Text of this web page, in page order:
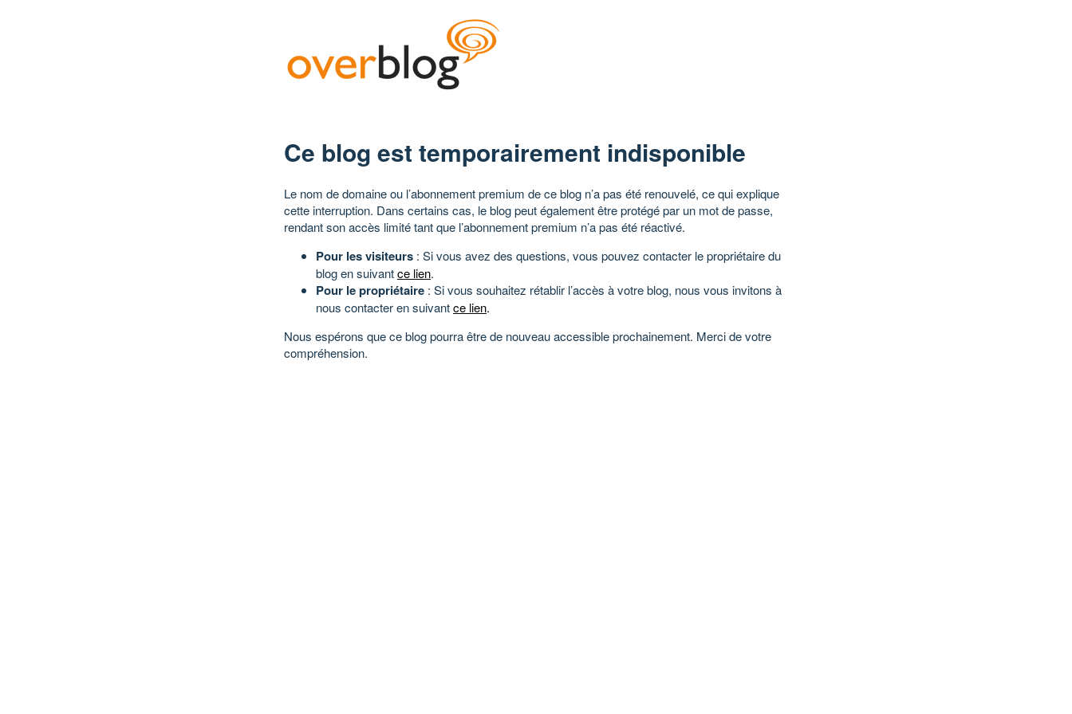
Ce blog est temporairement indisponible
Le nom de domaine ou l’abonnement premium de ce blog n’a pas été renouvelé, ce qui explique
cette interruption. Dans certains cas, le blog peut également être protégé par un mot de passe,
rendant son accès limité tant que l’abonnement premium n’a pas été réactivé.
Pour les visiteurs : Si vous avez des questions, vous pouvez contacter le propriétaire du
blog en suivantce lien.
Pour le propriétaire : Si vous souhaitez rétablir l’accès à votre blog, nous vous invitons à
nous contacter en suivantce lien.
Nous espérons que ce blog pourra être de nouveau accessible prochainement. Merci de votre
compréhension.